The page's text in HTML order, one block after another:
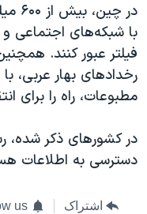
در
با شبکه‌های اجتماعی
فیلتر عبور کنند.
رخدادهای بهار عربی،
مطبوعات، راه را برای
در کشورهای ذکر شده،
دسترسی به اطلاعات
اشتراک us